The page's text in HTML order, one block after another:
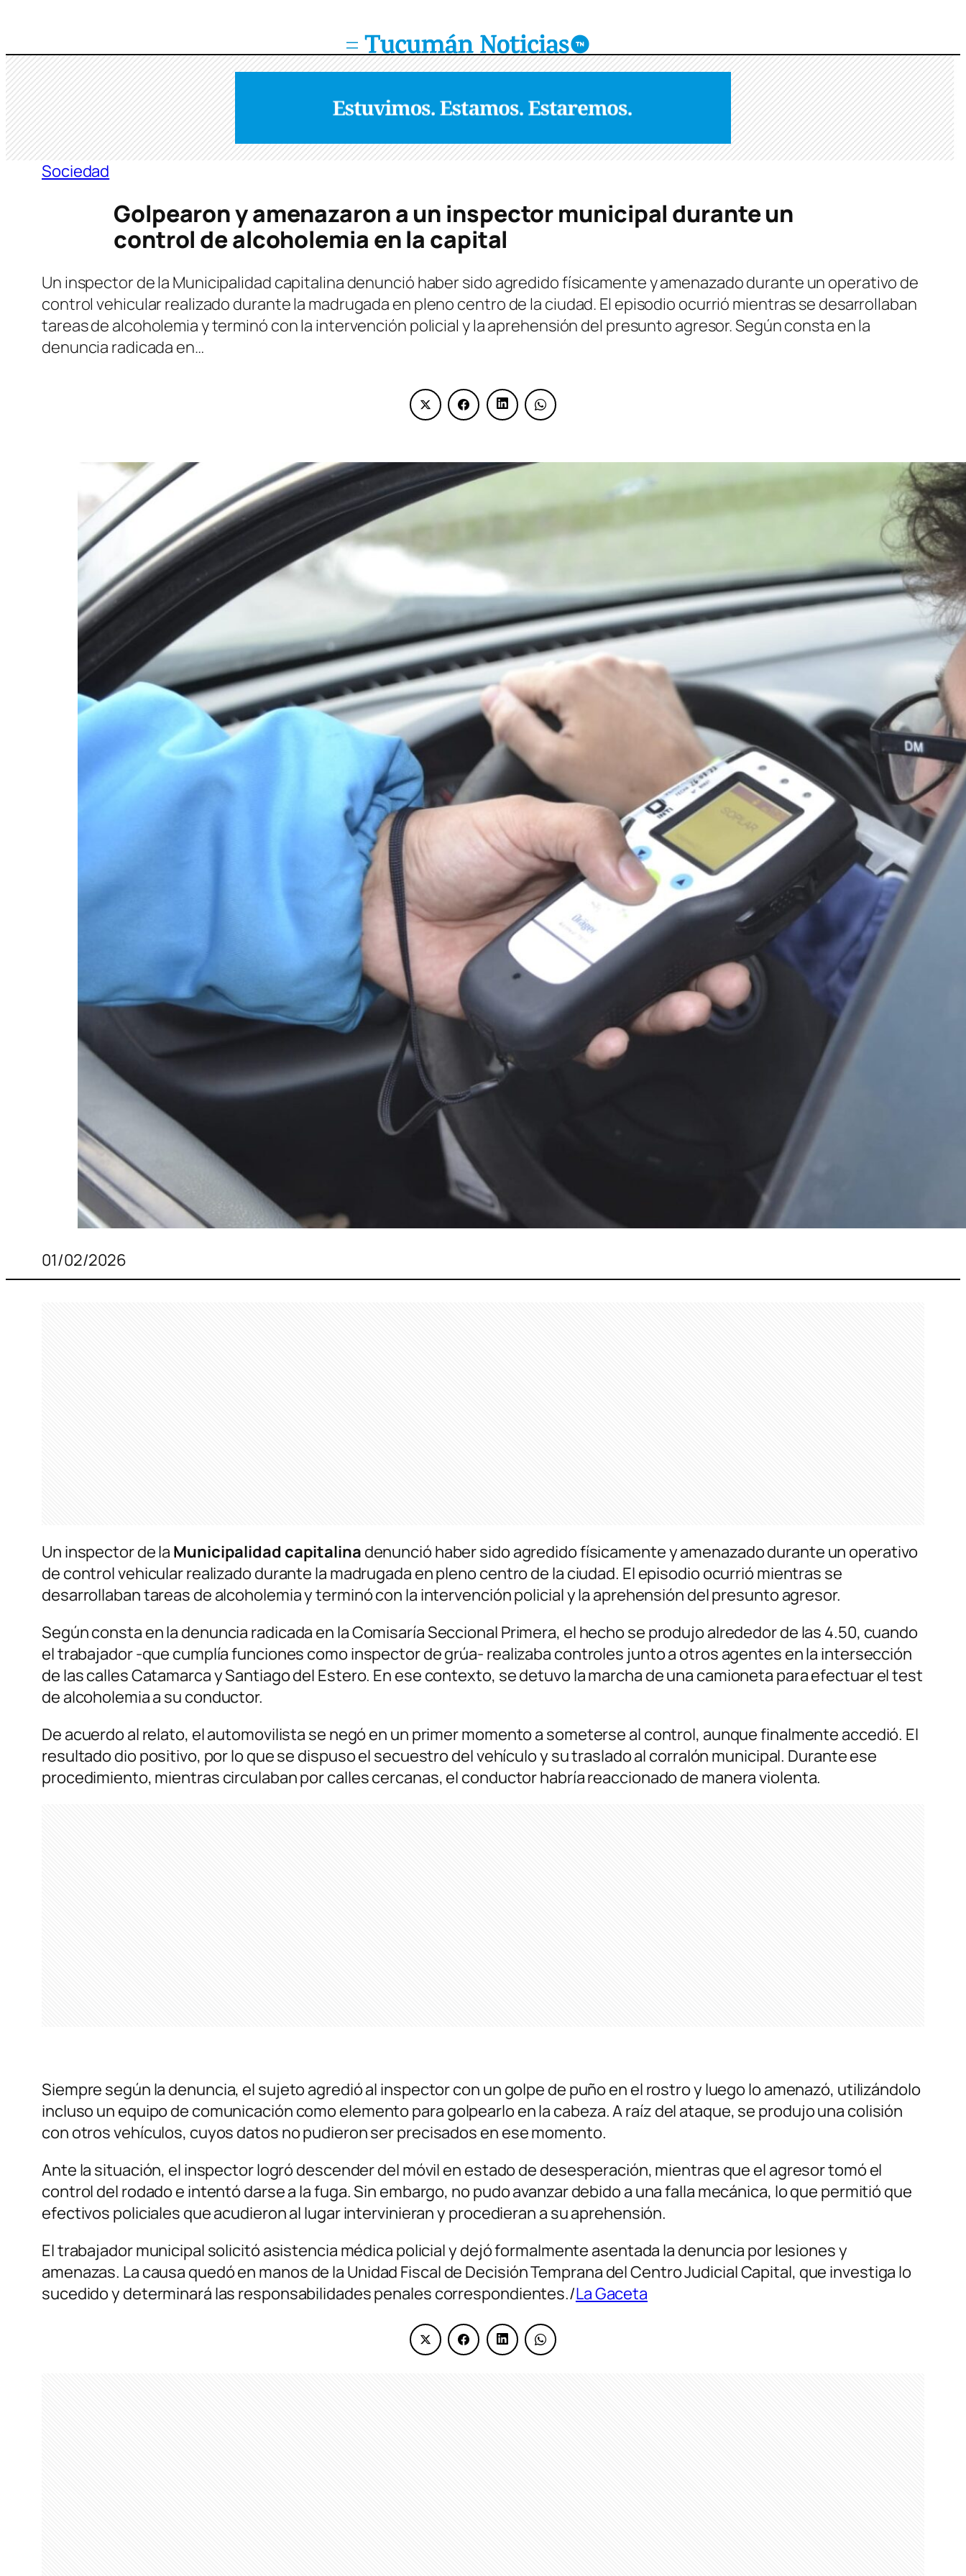
contenido
Sociedad
Golpearon y amenazaron a un inspector municipal durante un
control de alcoholemia en la capital
Un inspector de la Municipalidad capitalina denunció haber sido agredido físicamente y amenazado durante un operativo de
control vehicular realizado durante la madrugada en pleno centro de la ciudad. El episodio ocurrió mientras se desarrollaban
tareas de alcoholemia y terminó con la intervención policial y la aprehensión del presunto agresor. Según consta en la
denuncia radicada en…
01/02/2026
Un inspector de la Municipalidad capitalina denunció haber sido agredido físicamente y amenazado durante un operativo
de control vehicular realizado durante la madrugada en pleno centro de la ciudad. El episodio ocurrió mientras se
desarrollaban tareas de alcoholemia y terminó con la intervención policial y la aprehensión del presunto agresor.
Según consta en la denuncia radicada en la Comisaría Seccional Primera, el hecho se produjo alrededor de las 4.50, cuando
el trabajador -que cumplía funciones como inspector de grúa- realizaba controles junto a otros agentes en la intersección
de las calles Catamarca y Santiago del Estero. En ese contexto, se detuvo la marcha de una camioneta para efectuar el test
de alcoholemia a su conductor.
De acuerdo al relato, el automovilista se negó en un primer momento a someterse al control, aunque finalmente accedió. El
resultado dio positivo, por lo que se dispuso el secuestro del vehículo y su traslado al corralón municipal. Durante ese
procedimiento, mientras circulaban por calles cercanas, el conductor habría reaccionado de manera violenta.
Siempre según la denuncia, el sujeto agredió al inspector con un golpe de puño en el rostro y luego lo amenazó, utilizándolo
incluso un equipo de comunicación como elemento para golpearlo en la cabeza. A raíz del ataque, se produjo una colisión
con otros vehículos, cuyos datos no pudieron ser precisados en ese momento.
Ante la situación, el inspector logró descender del móvil en estado de desesperación, mientras que el agresor tomó el
control del rodado e intentó darse a la fuga. Sin embargo, no pudo avanzar debido a una falla mecánica, lo que permitió que
efectivos policiales que acudieron al lugar intervinieran y procedieran a su aprehensión.
El trabajador municipal solicitó asistencia médica policial y dejó formalmente asentada la denuncia por lesiones y
amenazas. La causa quedó en manos de la Unidad Fiscal de Decisión Temprana del Centro Judicial Capital, que investiga lo
sucedido y determinará las responsabilidades penales correspondientes./La Gaceta